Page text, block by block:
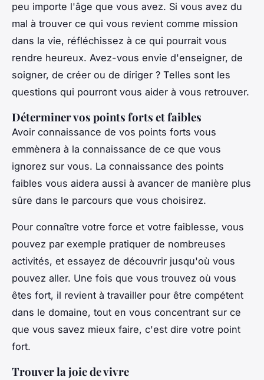
peu importe l'âge que vous avez. Si vous avez du
mal à trouver ce qui vous revient comme mission
dans la vie, réfléchissez à ce qui pourrait vous
rendre heureux. Avez-vous envie d'enseigner, de
soigner, de créer ou de diriger ? Telles sont les
questions qui pourront vous aider à vous retrouver.
Déterminer vos points forts et faibles
Avoir connaissance de vos points forts vous
emmènera à la connaissance de ce que vous
ignorez sur vous. La connaissance des points
faibles vous aidera aussi à avancer de manière plus
sûre dans le parcours que vous choisirez.
Pour connaître votre force et votre faiblesse, vous
pouvez par exemple pratiquer de nombreuses
activités, et essayez de découvrir jusqu'où vous
pouvez aller. Une fois que vous trouvez où vous
êtes fort, il revient à travailler pour être compétent
dans le domaine, tout en vous concentrant sur ce
que vous savez mieux faire, c'est dire votre point
fort.
Trouver la joie de vivre